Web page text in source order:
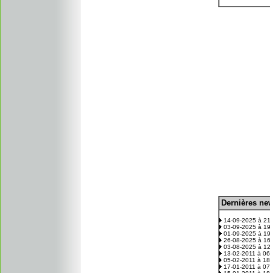
Dernières
14-09-2025 à
03-09-2025 à
01-09-2025 à
26-08-2025 à
03-08-2025 à
13-02-2011 à
05-02-2011 à
17-01-2011 à